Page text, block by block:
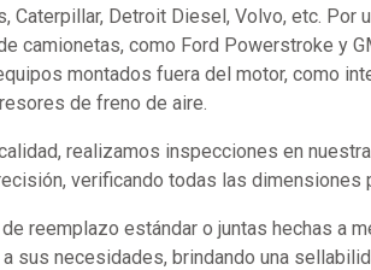
Caterpillar, Detroit Diesel, Volvo, etc. Por
camionetas, como Ford Powerstroke y
montados fuera del motor, como
de freno de aire.
realizamos inspecciones en
verificando todas las dimensiones
reemplazo estándar o juntas hechas a
sus necesidades, brindando una